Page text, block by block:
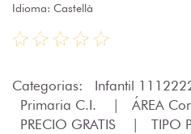
Idioma: Castellà
Categorias: Infantil
Primaria C.I.
| ÁREA
PRECIO GRATIS
|
TIPO